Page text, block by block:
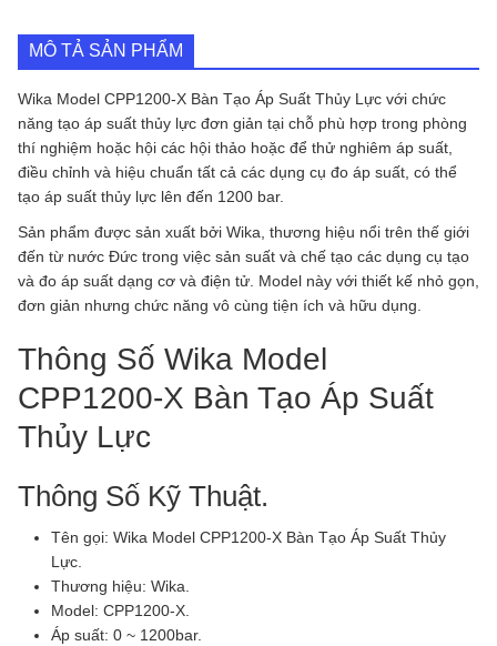
Lực
số
lượng
MÔ TẢ SẢN PHẨM
Wika Model CPP1200-X Bàn Tạo Áp Suất Thủy Lực với chức
năng tạo áp suất thủy lực đơn giản tại chỗ phù hợp trong phòng
thí nghiệm hoặc hội các hội thảo hoặc để thử nghiêm áp suất,
điều chỉnh và hiệu chuẩn tất cả các dụng cụ đo áp suất, có thể
tạo áp suất thủy lực lên đến 1200 bar.
Sản phẩm được sản xuất bởi Wika, thương hiệu nổi trên thế giới
đến từ nước Đức trong việc sản suất và chế tạo các dụng cụ tạo
và đo áp suất dạng cơ và điện tử. Model này với thiết kế nhỏ gọn,
đơn giản nhưng chức năng vô cùng tiện ích và hữu dụng.
Thông Số Wika Model
CPP1200-X Bàn Tạo Áp Suất
Thủy Lực
Thông Số Kỹ Thuật.
Tên gọi: Wika Model CPP1200-X Bàn Tạo Áp Suất Thủy
Lực.
Thương hiệu: Wika.
Model: CPP1200-X.
Áp suất: 0 ~ 1200bar.